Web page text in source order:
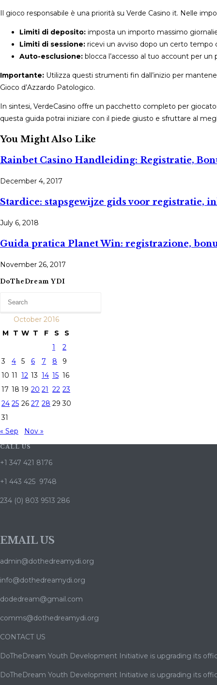
Il gioco responsabile è una priorità su Verde Casino it. Nelle
Limiti di deposito: imposta un importo massimo
Limiti di sessione: ricevi un avviso dopo un certo tempo
Auto-esclusione: blocca l’accesso al tuo account per un
Importante: Utilizza questi strumenti fin dall’inizio per
Gioco d’Azzardo Patologico.
In sintesi, VerdeCasino offre un pacchetto completo per
questa guida potrai iniziare con il piede giusto e sfruttare al
You Might Also Like
Rainbet Casino Handleiding: Registratie,
December 4, 2017
Stardice: stapsgewijze gids voor registratie,
July 6, 2018
Guida pratica Planet Win: registrazione,
November 26, 2017
DoTheDream YDI
October 2016
M
T W T F S
S
1
2
3
4 5 6 7 8
9
10 11 12 13 14 15 16
17 18 19 20 21 22 23
24 25 26 27 28 29 30
31
« Sep
Nov »
CALL US
+1 347 421 8176
+1 443 425 9748
234 (0) 803 9513 286
EMAIL US
admin@dothedreamydi.org
info@dothedreamydi.org
dodedream@gmail.com
comms@dothedreamydi.org
CONTACT US
DoTheDream Youth Development Initiative is upgrading its
DoTheDream Youth Development Initiative is upgrading its